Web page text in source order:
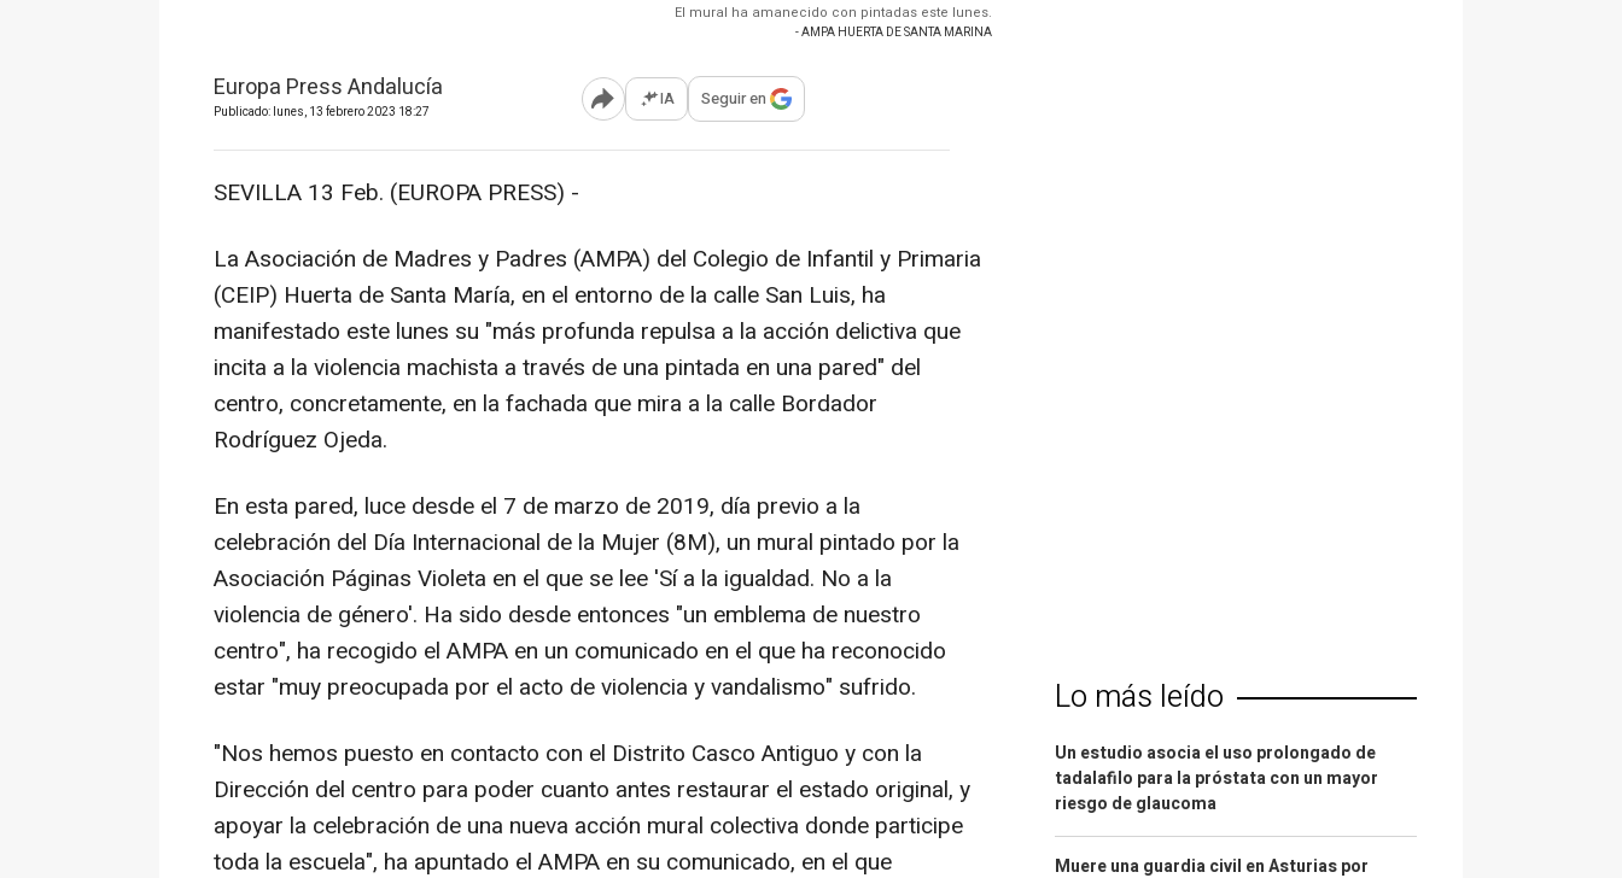
El mural ha amanecido con pintadas este lunes.
- AMPA HUERTA DE SANTA MARINA
Europa Press Andalucía
Publicado: lunes, 13 febrero 2023 18:27 Abrir opciones para compartir
IA Seguir en
SEVILLA 13 Feb. (EUROPA PRESS) -
La Asociación de Madres y Padres (AMPA) del Colegio de Infantil y Primaria
(CEIP) Huerta de Santa María, en el entorno de la calle San Luis, ha
manifestado este lunes su "más profunda repulsa a la acción delictiva que
incita a la violencia machista a través de una pintada en una pared" del
centro, concretamente, en la fachada que mira a la calle Bordador
Rodríguez Ojeda.
En esta pared, luce desde el 7 de marzo de 2019, día previo a la
celebración del Día Internacional de la Mujer (8M), un mural pintado por la
Asociación Páginas Violeta en el que se lee 'Sí a la igualdad. No a la
violencia de género'. Ha sido desde entonces "un emblema de nuestro
centro", ha recogido el AMPA en un comunicado en el que ha reconocido
estar "muy preocupada por el acto de violencia y vandalismo" sufrido.
"Nos hemos puesto en contacto con el Distrito Casco Antiguo y con la
Dirección del centro para poder cuanto antes restaurar el estado original, y
apoyar la celebración de una nueva acción mural colectiva donde participe
toda la escuela", ha apuntado el AMPA en su comunicado, en el que
Lo más leído
Un estudio asocia el uso prolongado de
tadalafilo para la próstata con un mayor
riesgo de glaucoma
Muere una guardia civil en Asturias por